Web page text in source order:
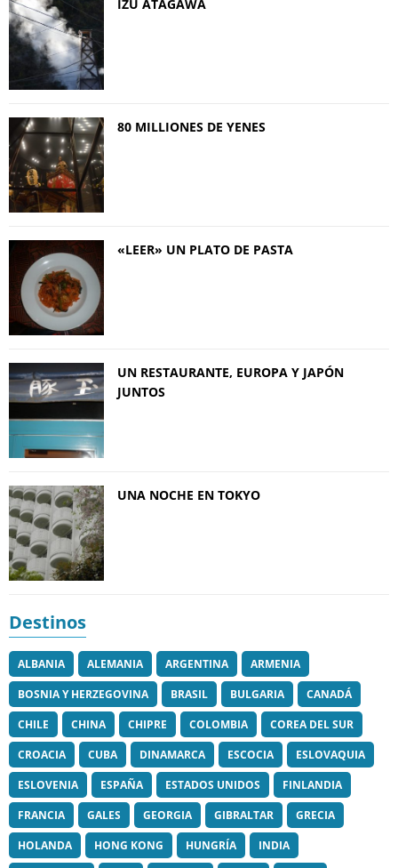
IZU ATAGAWA
80 MILLIONES DE YENES
«LEER» UN PLATO DE PASTA
UN RESTAURANTE, EUROPA Y JAPÓN
JUNTOS
UNA NOCHE EN TOKYO
Destinos
ALBANIA ALEMANIA ARGENTINA
ARMENIA
BOSNIA Y HERZEGOVINA
BRASIL BULGARIA
CANADÁ
CHILE
CHINA CHIPRE COLOMBIA
COREA DEL SUR
CROACIA
CUBA DINAMARCA ESCOCIA
ESLOVAQUIA
ESLOVENIA
ESPAÑA ESTADOS UNIDOS
FINLANDIA
FRANCIA
GALES GEORGIA GIBRALTAR
GRECIA
HOLANDA
HONG KONG HUNGRÍA
INDIA